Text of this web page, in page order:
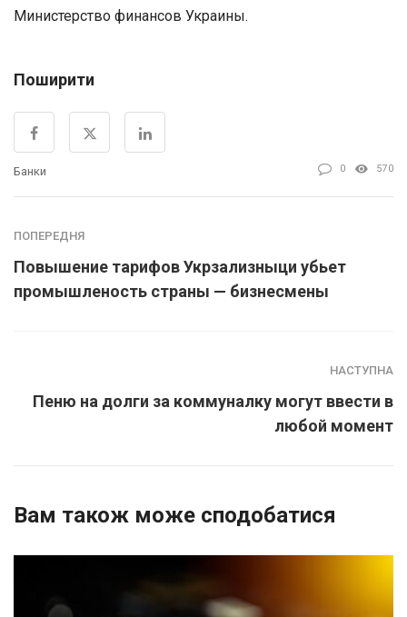
Министерство финансов Украины.
Поширити
Банки 0 570
ПОПЕРЕДНЯ
Повышение тарифов Укрзализныци убьет
промышленость страны — бизнесмены
НАСТУПНА
Пеню на долги за коммуналку могут ввести в
любой момент
Вам також може сподобатися